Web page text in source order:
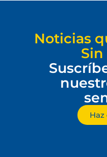
Noticias